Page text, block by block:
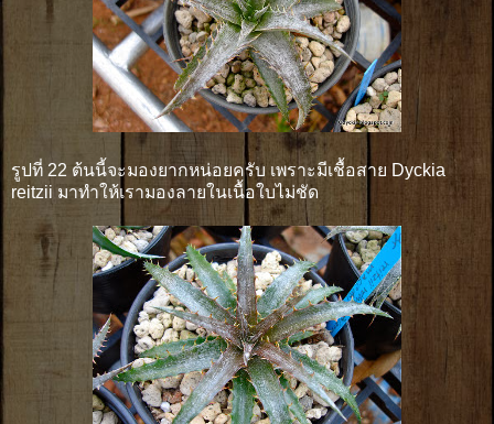
รูปที่ 22 ต้นนี้จะมองยากหน่อยครับ เพราะมีเชื้อสาย Dyckia
reitzii มาทำให้เรามองลายในเนื้อใบไม่ชัด